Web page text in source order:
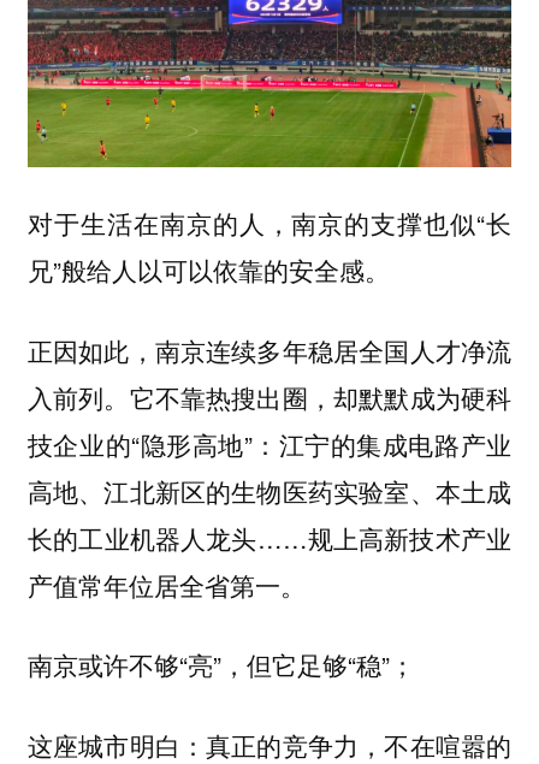
对于生活在南京的人，南京的支撑也似“长
兄”般给人以可以依靠的安全感。
正因如此，南京连续多年稳居全国人才净流
入前列。它不靠热搜出圈，却默默成为硬科
技企业的“隐形高地”：江宁的集成电路产业
高地、江北新区的生物医药实验室、本土成
长的工业机器人龙头……规上高新技术产业
产值常年位居全省第一。
南京或许不够“亮”，但它足够“稳”；
这座城市明白：真正的竞争力，不在喧嚣的